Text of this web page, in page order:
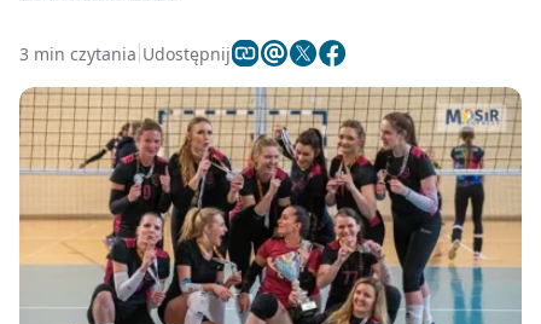
3 min czytania Udostępnij